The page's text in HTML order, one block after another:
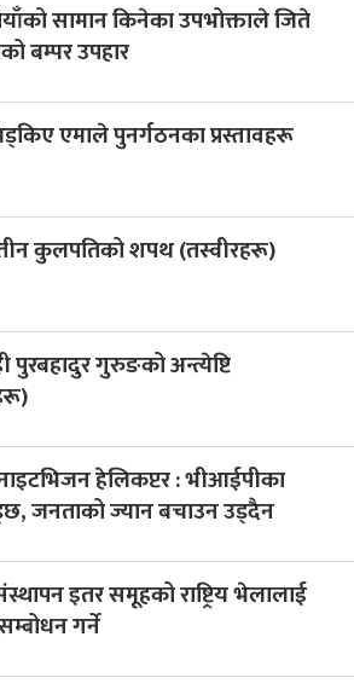
सामान किनेका उपभोक्ताले जिते
बम्पर उपहार
एमाले पुनर्गठनका प्रस्तावहरू
तीन कुलपतिको शपथ (तस्वीरहरू)
पुरबहादुर गुरुङको अन्त्येष्टि
हेलिकप्टर : भीआईपीका
जनताको ज्यान बचाउन उड्दैन
इतर समूहको राष्ट्रिय भेलालाई
गर्ने